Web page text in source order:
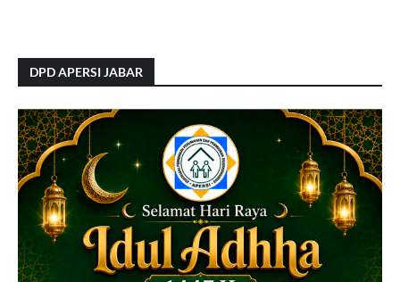
DPD APERSI JABAR